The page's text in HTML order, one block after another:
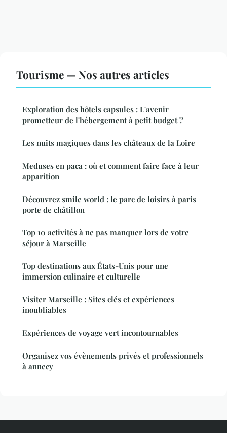
Tourisme — Nos autres articles
Exploration des hôtels capsules : L'avenir
prometteur de l'hébergement à petit budget ?
Les nuits magiques dans les châteaux de la Loire
Meduses en paca : où et comment faire face à leur
apparition
Découvrez smile world : le parc de loisirs à paris
porte de châtillon
Top 10 activités à ne pas manquer lors de votre
séjour à Marseille
Top destinations aux États-Unis pour une
immersion culinaire et culturelle
Visiter Marseille : Sites clés et expériences
inoubliables
Expériences de voyage vert incontournables
Organisez vos évènements privés et professionnels
à annecy